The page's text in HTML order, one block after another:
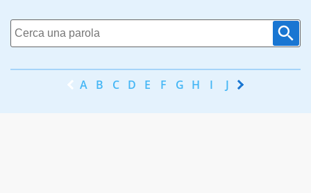
A B C D E F G H I J K